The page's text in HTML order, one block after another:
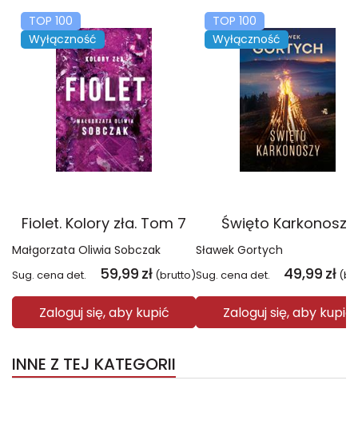
TOP 100
Wyłączność
Fiolet. Kolory zła. Tom 7
Małgorzata Oliwia Sobczak
Sug. cena det. 59,99 zł (brutto)
Zaloguj się, aby kupić
TOP 100
Wyłączność
Święto Karkonoszy
Sławek Gortych
Sug. cena det. 49,99 zł
Zaloguj się, aby kupić
INNE Z TEJ KATEGORII